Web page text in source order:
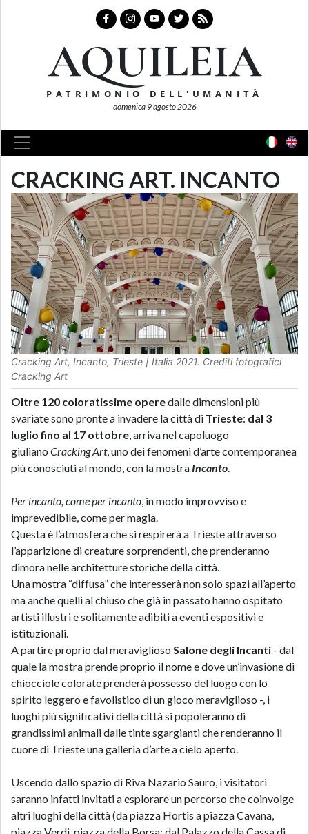
AQUILEIA
PATRIMONIO DELL'UMANITÀ
domenica 9 agosto 2026
CRACKING ART. INCANTO
Cracking Art, Incanto, Trieste | Italia 2021. Crediti fotografici
Cracking Art
Oltre 120 coloratissime operedalle dimensioni più
svariate sono pronte a invadere la città di Trieste: dal 3
luglio fino al 17 ottobre, arriva nel capoluogo
giuliano Cracking Art, uno dei fenomeni d’arte contemporanea
più conosciuti al mondo, con la mostra Incanto.
Per incanto, come per incanto, in modo improvviso e
imprevedibile, come per magia.
Questa è l’atmosfera che si respirerà a Trieste attraverso
l’apparizione di creature sorprendenti, che prenderanno
dimora nelle architetture storiche della città.
Una mostra “diffusa” che interesserà non solo spazi all’aperto
ma anche quelli al chiuso che già in passato hanno ospitato
artisti illustri e solitamente adibiti a eventi espositivi e
istituzionali.
A partire proprio dal meraviglioso Salone degli Incanti - dal
quale la mostra prende proprio il nome e dove un’invasione di
chiocciole colorate prenderà possesso del luogo con lo
spirito leggero e favolistico di un gioco meraviglioso -, i
luoghi più significativi della città si popoleranno di
grandissimi animali dalle tinte sgargianti che renderanno il
cuore di Trieste una galleria d’arte a cielo aperto.
Uscendo dallo spazio di Riva Nazario Sauro, i visitatori
saranno infatti invitati a esplorare un percorso che coinvolge
altri luoghi della città (da piazza Hortis a piazza Cavana,